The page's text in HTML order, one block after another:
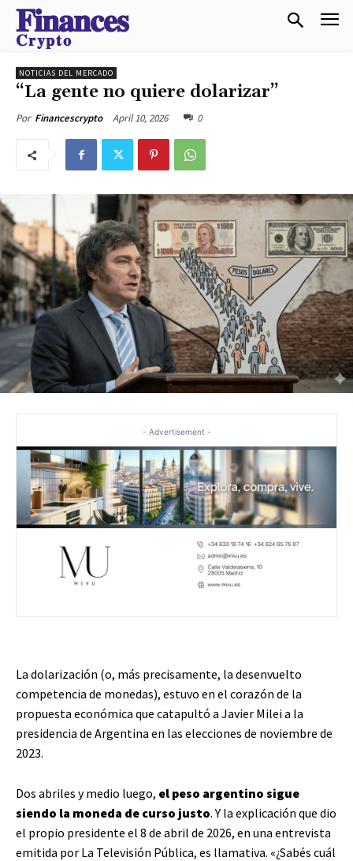
𝐅𝐢𝐧𝐚𝐧𝐜𝐞𝐬
𝐂𝐫𝐲𝐩𝐭𝐨
NOTICIAS DEL MERCADO
“La gente no quiere dolarizar”
Por Financescrypto April 10, 2026 0
- Advertisement -
La dolarización (o, más precisamente, la desenvuelto
competencia de monedas), estuvo en el corazón de la
propuesta económica que catapultó a Javier Milei a la
presidencia de Argentina en las elecciones de noviembre de
2023.
Dos abriles y medio luego, el peso argentino sigue
siendo la moneda de curso justo. Y la explicación que dio
el propio presidente el 8 de abril de 2026, en una entrevista
emitida por La Televisión Pública, es llamativa. «¿Sabés cuál